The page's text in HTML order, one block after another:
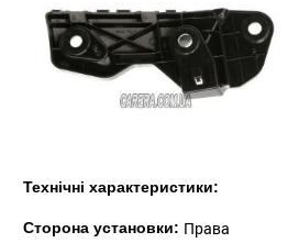
Технічні характеристики:
Сторона установки: Права